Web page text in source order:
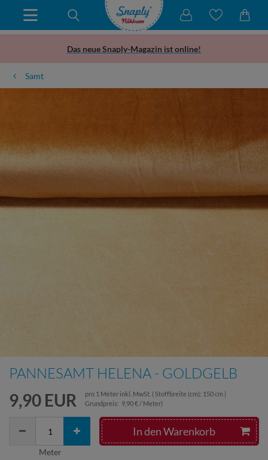
Das neue Snaply-Magazin ist online!
Samt
PANNESAMT HELENA - GOLDGELB
9,90 EUR pro 1 Meter inkl. MwSt. ( Stoffbreite (cm): 150 cm |
Grundpreis: 9,90 € / Meter)
In den Warenkorb
Meter